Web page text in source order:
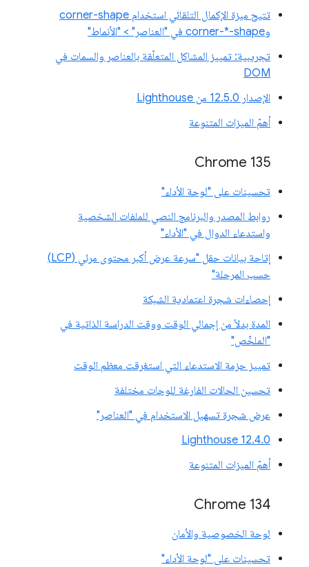
تتيح ميزة الإكمال التلقائي استخدام corner-shape
وcorner-*-shape في "العناصر" > "الأنماط"
تجريبية: تمييز المشاكل المتعلّقة بالعناصر والسمات في
DOM
الإصدار 12.5.0 من Lighthouse
أهمّ الميزات المتنوعة
Chrome 135
تحسينات على "لوحة الأداء"
روابط المصدر والبرنامج النصي للملفات الشخصية
واستدعاء الدوال في "الأداء"
إتاحة بيانات حقل "سرعة عرض أكبر محتوى مرئي (LCP)
حسب المرحلة"
إحصاءات شجرة اعتمادية الشبكة
المدة بدلاً من إجمالي الوقت ووقت الدراسة الذاتية في
"الملخّص"
تمييز حزمة الاستدعاء التي استغرقت معظم الوقت
تحسين الحالات الفارغة للوحات مختلفة
عرض شجرة تسهيل الاستخدام في "العناصر"
‫Lighthouse 12.4.0
أهمّ الميزات المتنوعة
‫Chrome 134
لوحة الخصوصية والأمان
تحسينات على "لوحة الأداء"